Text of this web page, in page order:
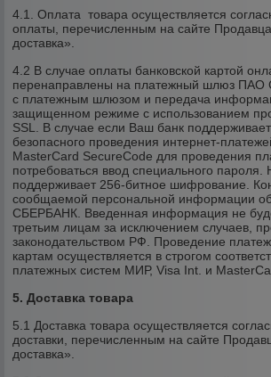
4.1. Оплата товара осуществляется
оплаты, перечисленным на сайте
доставка».
4.2 В случае оплаты банковской картой
перенаправлены на платежный шлюз
с платежным шлюзом и передача
защищенном режиме с использованием
SSL. В случае если Ваш банк
безопасного проведения интернет-
MasterCard SecureCode для проведения
потребоваться ввод специального
поддерживает 256-битное шифрование.
сообщаемой персональной информации
СБЕРБАНК. Введенная информация не
третьим лицам за исключением случаев,
законодательством РФ. Проведение
картам осуществляется в строгом
платежных систем МИР, Visa Int. и
5. Доставка товара
5.1 Доставка товара осуществляется
доставки, перечисленным на сайте
доставка».